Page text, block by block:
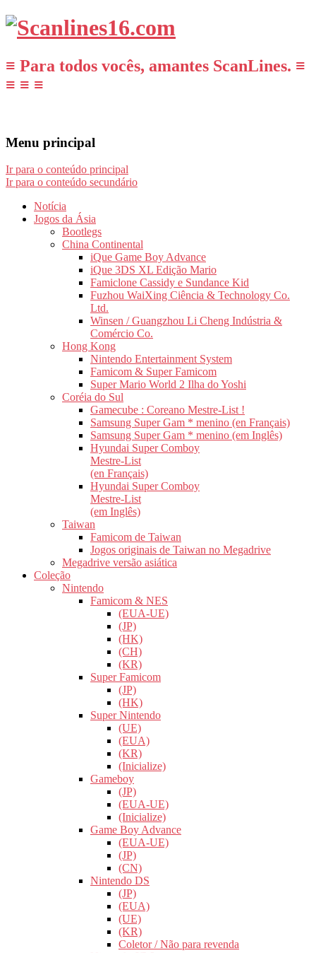
≡ Para todos vocês, amantes ScanLines. ≡
≡ ≡ ≡
Menu principal
Ir para o conteúdo principal
Ir para o conteúdo secundário
Notícia
Jogos da Ásia
Bootlegs
China Continental
iQue Game Boy Advance
iQue 3DS XL Edição Mario
Famiclone Cassidy e Sundance Kid
Fuzhou WaiXing Ciência & Technology Co.
Ltd.
Winsen / Guangzhou Li Cheng Indústria &
Comércio Co.
Hong Kong
Nintendo Entertainment System
Famicom & Super Famicom
Super Mario World 2 Ilha do Yoshi
Coréia do Sul
Gamecube : Coreano Mestre-List !
Samsung Super Gam * menino (en Français)
Samsung Super Gam * menino (em Inglês)
Hyundai Super Comboy
Mestre-List
(en Français)
Hyundai Super Comboy
Mestre-List
(em Inglês)
Taiwan
Famicom de Taiwan
Jogos originais de Taiwan no Megadrive
Megadrive versão asiática
Coleção
Nintendo
Famicom & NES
(EUA-UE)
(JP)
(HK)
(CH)
(KR)
Super Famicom
(JP)
(HK)
Super Nintendo
(UE)
(EUA)
(KR)
(Inicialize)
Gameboy
(JP)
(EUA-UE)
(Inicialize)
Game Boy Advance
(EUA-UE)
(JP)
(CN)
Nintendo DS
(JP)
(EUA)
(UE)
(KR)
Coletor / Não para revenda